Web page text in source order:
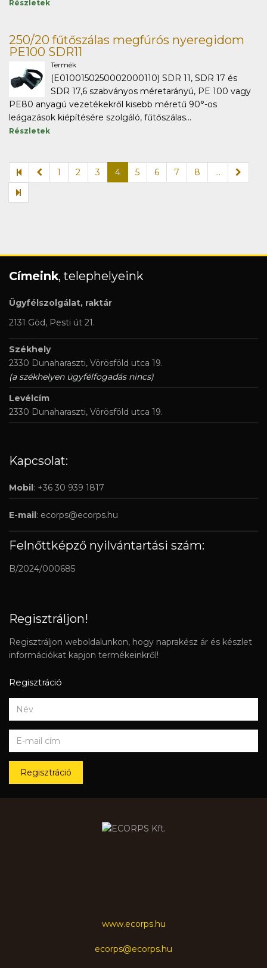
Részletek
250/20 fűtőszálas megfúrós nyeregidom
PE100 SDR11
Termék
(E0100150250002000110) SDR 11, SDR 17 és
SDR 17,6 szabványos méretarányú, PE 100 vagy
PE80 anyagú vezetékekről kisebb méretű 90°-os
leágazások kiépítésére szolgáló, fűtőszálas...
Részletek
1 2 3 4 5 6 7 8 ...
Címeink, telephelyeink
Ügyfélszolgálat, raktár
2131 Göd, Pesti út 21.
Székhely
2330 Dunaharaszti, Vörösföld utca 19.
(a székhelyen ügyfélfogadás nincs)
Levélcím
2330 Dunaharaszti, Vörösföld utca 19.
Kapcsolat:
Mobil: +36 30 939 1817
E-mail: ecorps@ecorps.hu
Felnőttképző nyilvántartási szám:
B/2024/000685
Regisztráljon!
Regisztráljon weboldalunkon, hogy naprakész ár és készlet
információkat kapjon termékeinkről!
Regisztráció
Regisztráció
www.ecorps.hu
ecorps@ecorps.hu